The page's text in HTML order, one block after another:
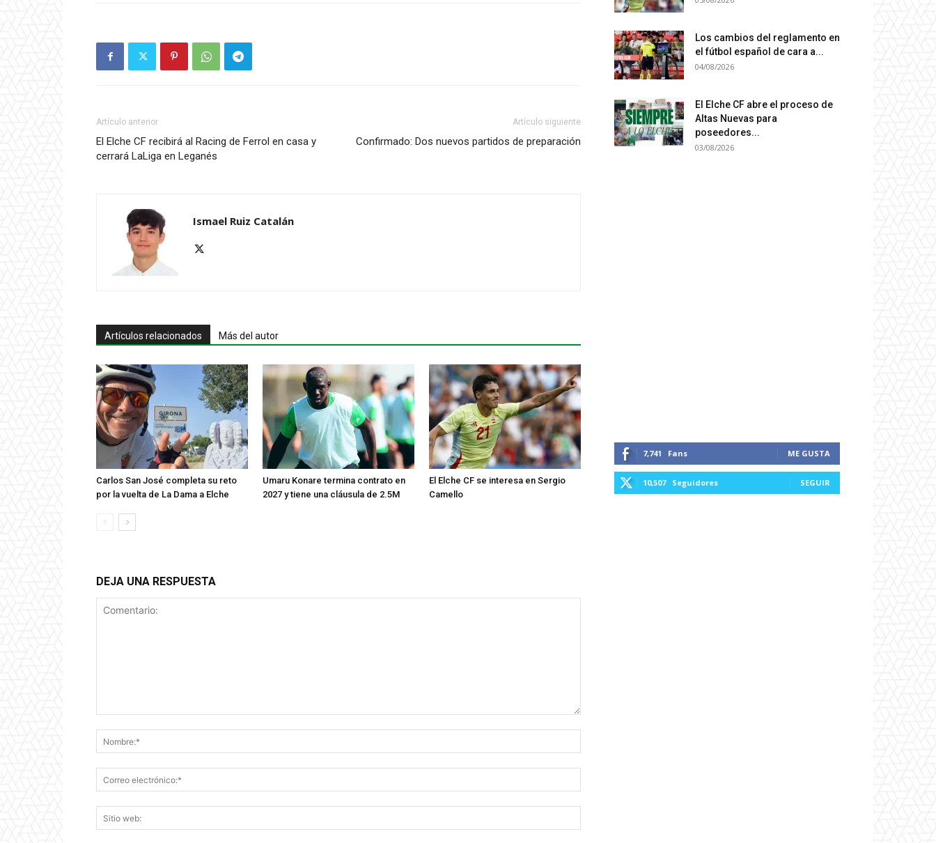
Artículo anterior
El Elche CF recibirá al Racing de Ferrol en casa y
cerrará LaLiga en Leganés
Artículo siguiente
Confirmado: Dos nuevos partidos de preparación
Ismael Ruiz Catalán
Artículos relacionados Más del autor
Carlos San José completa su reto
por la vuelta de La Dama a Elche
Umaru Konare termina contrato en
2027 y tiene una cláusula de 2.5M
El Elche CF se interesa en Sergio
Camello
DEJA UNA RESPUESTA
Los cambios del reglamento en
el fútbol español de cara a...
04/08/2026
El Elche CF abre el proceso de
Altas Nuevas para
poseedores...
03/08/2026
7,741 Fans ME GUSTA
10,507 Seguidores SEGUIR